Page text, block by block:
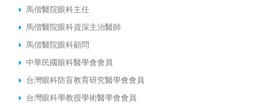
馬偕醫院眼科主任
馬偕醫院眼科資深主治醫師
馬偕醫院眼科顧問
中華民國眼科醫學會會員
台灣眼科防盲教育研究醫學會會員
台灣眼科學教授學術醫學會會員